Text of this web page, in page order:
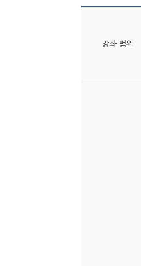
강좌 범위